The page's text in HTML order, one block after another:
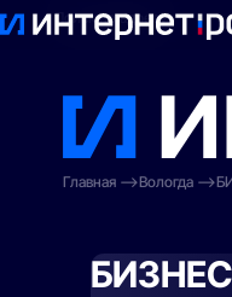
Поиск по адресу
Главная
Вологда